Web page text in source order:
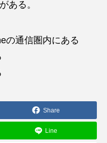
ある。
の通信圏内にある
Share
Line